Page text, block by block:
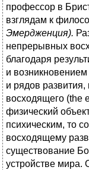
профессор в
взглядам к
Эмердженция).
непрерывных
благодаря
и
и рядов
восходящего (the
физический
психическим, то
восходящему
существование
устройстве мира.